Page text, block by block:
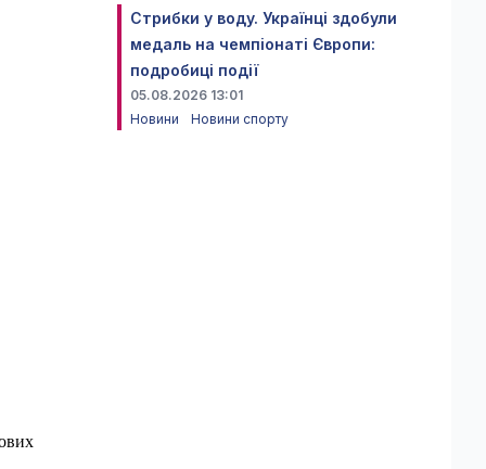
Стрибки у воду. Українці здобули
медаль на чемпіонаті Європи:
подробиці події
05.08.2026 13:01
Новини
Новини спорту